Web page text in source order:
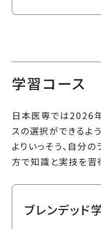
学習コース
日本医専では2026
スの選択ができるよ
よりいっそう、自分
方で知識と実技を習
ブレンデッド